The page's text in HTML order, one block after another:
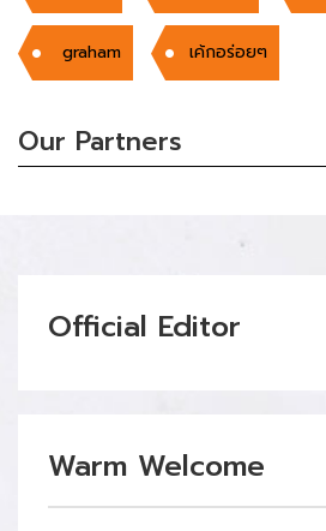
graham เค้กอร่อยๆ
Our Partners
Official Editor
Warm Welcome